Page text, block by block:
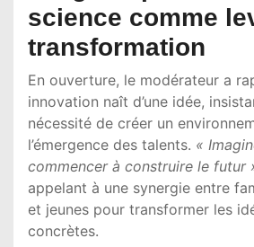
science comme
transformation
En ouverture, le modérateur a
innovation naît d’une idée,
nécessité de créer un
l’émergence des talents. «
commencer à construire le futur
appelant à une synergie entre
et jeunes pour transformer les
concrètes.